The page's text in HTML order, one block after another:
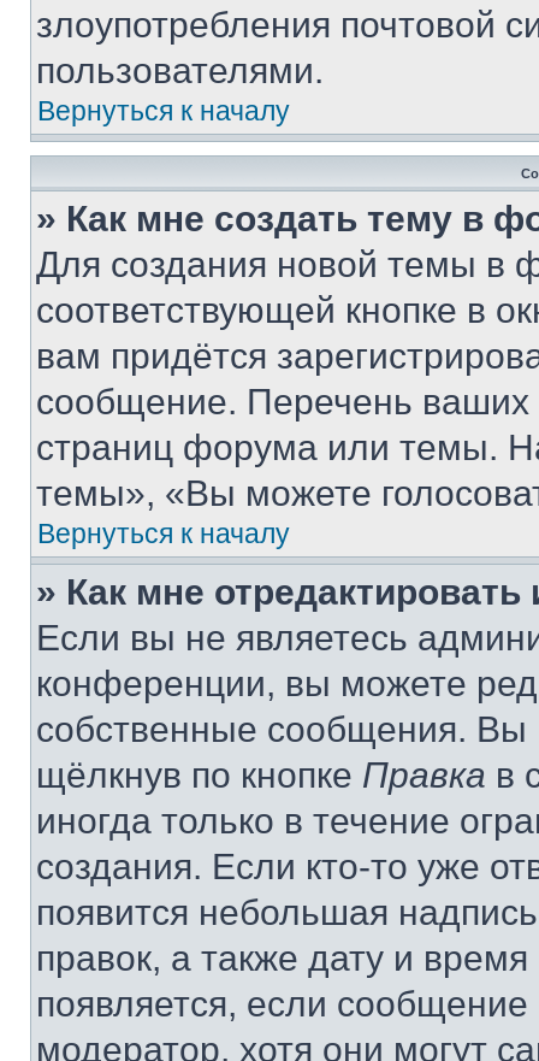
злоупотребления почтовой
пользователями.
Вернуться к началу
» Как мне создать тему в
Для создания новой темы в
соответствующей кнопке в
вам придётся
сообщение. Перечень ваших
страниц форума или темы.
темы», «Вы можете
Вернуться к началу
» Как мне
Если вы не являетесь
конференции, вы можете
собственные сообщения. Вы
щёлкнув по кнопке Правка в
иногда только в течение
создания. Если кто-то уже
появится небольшая
правок, а также дату и
появляется, если
модератор, хотя они могут